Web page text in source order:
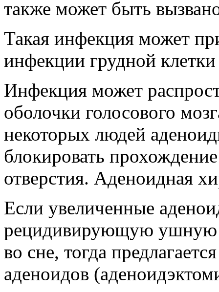
также может быть
Такая инфекция может
инфекции грудной
Инфекция может
оболочки голосового
некоторых людей
блокировать
отверстия. Аденоидная
Если увеличенные
рецидивирующую ушную
во сне, тогда
аденоидов